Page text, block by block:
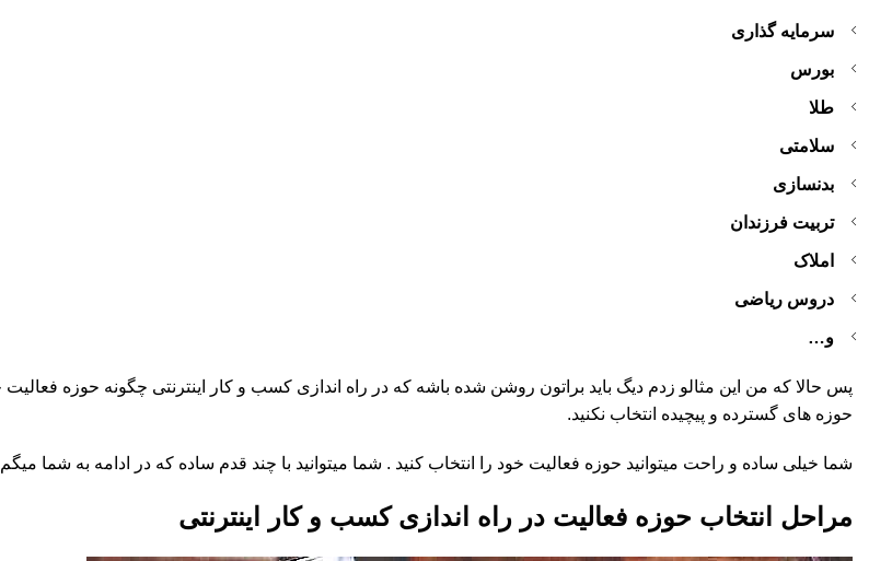
سرمایه گذاری
بورس
طلا
سلامتی
بدنسازی
تربیت فرزندان
املاک
دروس ریاضی
و…
پس حالا که من این مثالو زدم دیگ باید براتون روشن شده باشه که در راه اندازی کسب و کار اینترنتی چگونه حوزه
حوزه های گسترده و پیچیده انتخاب نکنید.
شما خیلی ساده و راحت میتوانید حوزه فعالیت خود را انتخاب کنید . شما میتوانید با چند قدم ساده که در ادامه به شما
مراحل انتخاب حوزه فعالیت در راه اندازی کسب و کار اینترنتی